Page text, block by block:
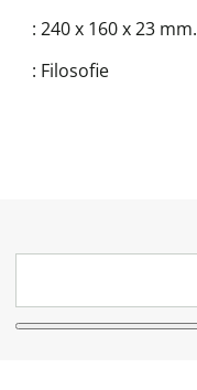
: 240 x 160 x 23 mm.
: Filosofie